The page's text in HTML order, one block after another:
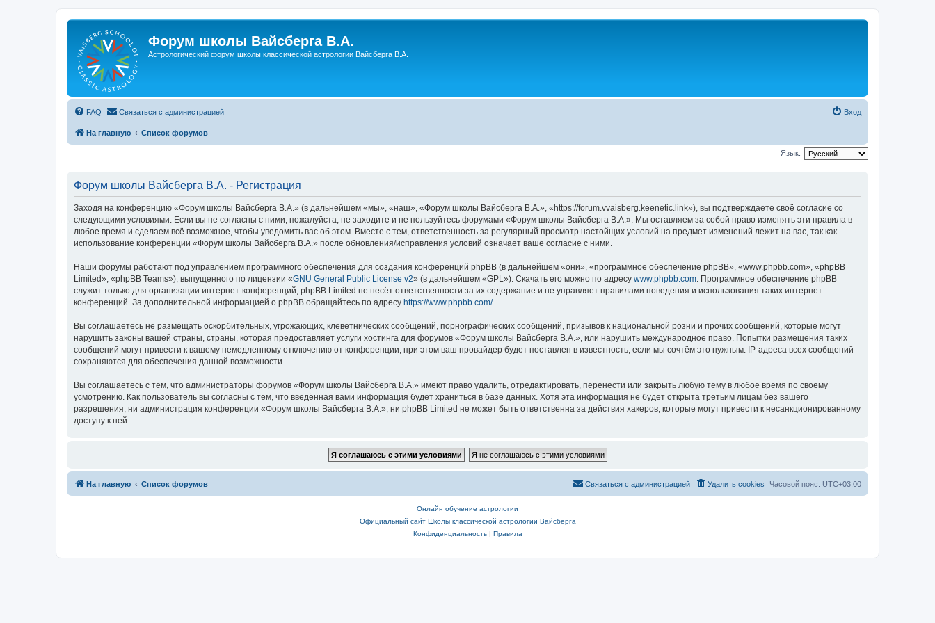
Форум школы Вайсберга В.А.
Астрологический форум школы классической астрологии Вайсберга В.А.
FAQ Связаться с администрацией Вход
На главную Список форумов
Язык:
Форум школы Вайсберга В.А. - Регистрация
Заходя на конференцию «Форум школы Вайсберга В.А.» (в дальнейшем «мы», «наш», «Форум школы Вайсберга В.А.», «https://forum.vvaisberg.keenetic.link»), вы подтверждаете своё согласие со
следующими условиями. Если вы не согласны с ними, пожалуйста, не заходите и не пользуйтесь форумами «Форум школы Вайсберга В.А.». Мы оставляем за собой право изменять эти правила в
любое время и сделаем всё возможное, чтобы уведомить вас об этом. Вместе с тем, ответственность за регулярный просмотр настойщих условий на предмет изменений лежит на вас, так как
использование конференции «Форум школы Вайсберга В.А.» после обновления/исправления условий означает ваше согласие с ними.
Наши форумы работают под управлением программного обеспечения для создания конференций phpBB (в дальнейшем «они», «программное обеспечение phpBB», «www.phpbb.com», «phpBB
Limited», «phpBB Teams»), выпущенного по лицензии «GNU General Public License v2» (в дальнейшем «GPL»). Скачать его можно по адресу www.phpbb.com . Программное обеспечение phpBB
служит только для организации интернет-конференций; phpBB Limited не несёт ответственности за их содержание и не управляет правилами поведения и использования таких интернет-
конференций. За дополнительной информацией о phpBB обращайтесь по адресу https://www.phpbb.com/.
Вы соглашаетесь не размещать оскорбительных, угрожающих, клеветнических сообщений, порнографических сообщений, призывов к национальной розни и прочих сообщений, которые могут
нарушить законы вашей страны, страны, которая предоставляет услуги хостинга для форумов «Форум школы Вайсберга В.А.», или нарушить международное право. Попытки размещения таких
сообщений могут привести к вашему немедленному отключению от конференции, при этом ваш провайдер будет поставлен в известность, если мы сочтём это нужным. IP-адреса всех сообщений
сохраняются для обеспечения данной возможности.
Вы соглашаетесь с тем, что администраторы форумов «Форум школы Вайсберга В.А.» имеют право удалить, отредактировать, перенести или закрыть любую тему в любое время по своему
усмотрению. Как пользователь вы согласны с тем, что введённая вами информация будет храниться в базе данных. Хотя эта информация не будет открыта третьим лицам без вашего
разрешения, ни администрация конференции «Форум школы Вайсберга В.А.», ни phpBB Limited не может быть ответственна за действия хакеров, которые могут привести к несанкционированному
доступу к ней.
На главную Список форумов Часовой пояс: UTC+03:00
Удалить cookies
Связаться с администрацией
Онлайн обучение астрологии
Официальный сайт Школы классической астрологии Вайсберга
Конфиденциальность| Правила